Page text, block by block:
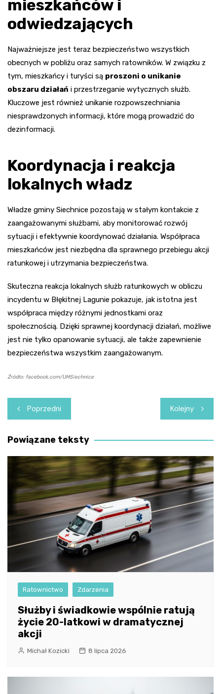
mieszkańców i
odwiedzających
Najważniejsze jest teraz bezpieczeństwo wszystkich
obecnych w pobliżu oraz samych ratowników. W związku z
tym, mieszkańcy i turyści są proszoni o unikanie
obszaru działań i przestrzeganie wytycznych służb.
Kluczowe jest również unikanie rozpowszechniania
niesprawdzonych informacji, które mogą prowadzić do
dezinformacji.
Koordynacja i reakcja
lokalnych władz
Władze gminy Siechnice pozostają w stałym kontakcie z
zaangażowanymi służbami, aby monitorować rozwój
sytuacji i efektywnie koordynować działania. Współpraca
mieszkańców jest niezbędna dla sprawnego przebiegu akcji
ratunkowej i utrzymania bezpieczeństwa.
Skuteczna reakcja lokalnych służb ratunkowych w obliczu
incydentu w Błękitnej Lagunie pokazuje, jak istotna jest
współpraca między różnymi jednostkami oraz
społecznością. Dzięki sprawnej koordynacji działań, możliwe
jest nie tylko opanowanie sytuacji, ale także zapewnienie
bezpieczeństwa wszystkim zaangażowanym.
Źródło: facebook.com/UMSiechnice
Nawigacja
wpisu
Poprzedni Kolejny
Powiązane teksty
Ratownictwo Zdarzenia
Służby i świadkowie wspólnie ratują
życie 20-latkowi w dramatycznej
akcji
Michał Kozicki 8 lipca 2026